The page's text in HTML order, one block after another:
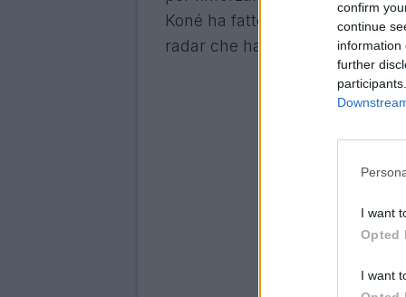
confirm
continue
information
further
I want
Opted
I want
Koné ha fatto scattare
radar che ha già individuato